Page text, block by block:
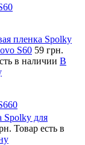
пленка Spolky
S60 59 грн.
в наличии В
Spolky для
Товар есть в